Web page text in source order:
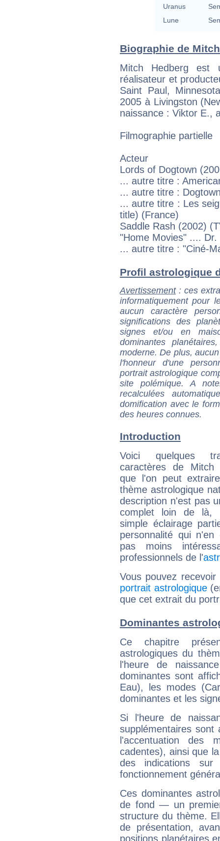
Uranus
Lune
Biographie de
Mitch Hedberg est
réalisateur et
Saint Paul,
2005 à Livingston
naissance : Viktor E.,
Filmographie partielle
Acteur
Lords of Dogtown
... autre titre :
... autre titre :
... autre titre : Les
title) (France)
Saddle Rash (2002)
"Home Movies" ....
... autre titre : "Ciné-
Profil astrologique
Avertissement: ces
informatiquement pour
aucun caractère
significations des
signes et/ou en
dominantes
moderne. De plus,
l'honneur d'une
portrait astrologique
site polémique. A
recalculées
domification avec le
des heures connues.
Introduction
Voici quelques
caractères de Mitch
que l'on peut
thème astrologique
description n'est pas
complet loin de là,
simple éclairage
personnalité qui n'en
pas moins
professionnels de l'
Vous pouvez
portrait astrologique
que cet extrait du
Dominantes
Ce chapitre
astrologiques du
l'heure de
dominantes sont
Eau), les modes
dominantes et les
Si l'heure de
supplémentaires sont
l'accentuation des
cadentes), ainsi que
des indications sur
fonctionnement
Ces dominantes
de fond — un
structure du thème.
de présentation,
positions planétaires